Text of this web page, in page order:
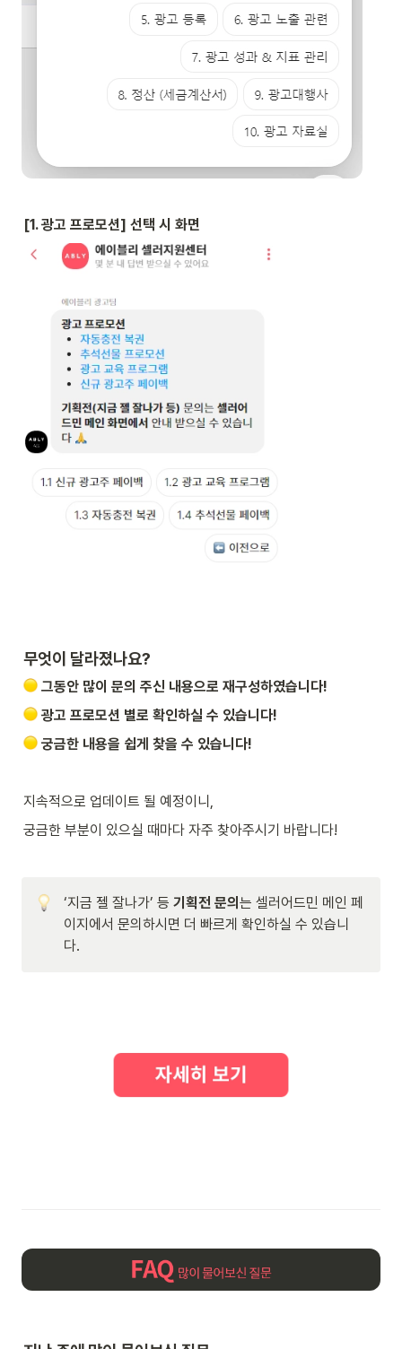
[1. 광고 프로모션] 선택 시 화면
무엇이 달라졌나요?
그동안 많이 문의 주신 내용으로 재구성하였습니다!
광고 프로모션 별로 확인하실 수 있습니다!
궁금한 내용을 쉽게 찾을 수 있습니다!
지속적으로 업데이트 될 예정이니,
궁금한 부분이 있으실 때마다 자주 찾아주시기 바랍니다!
‘지금 젤 잘나가’ 등 기획전 문의 는 셀러어드민 메인 페
이지에서 문의하시면 더 빠르게 확인하실 수 있습니
다.